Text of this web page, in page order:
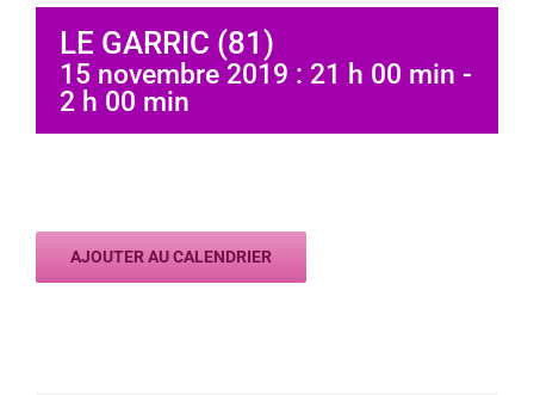
LE GARRIC (81)
15 novembre 2019 : 21 h 00 min -
2 h 00 min
AJOUTER AU CALENDRIER